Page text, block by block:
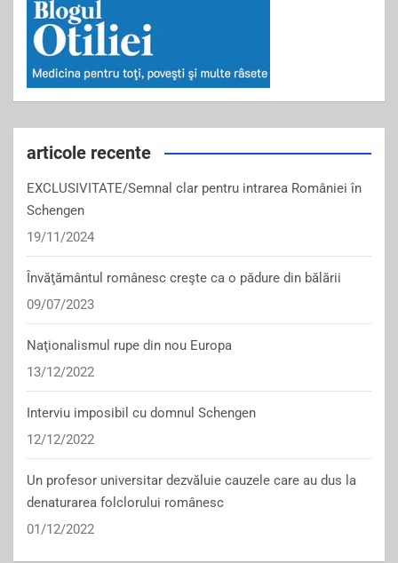
articole recente
EXCLUSIVITATE/Semnal clar pentru intrarea României în
Schengen
19/11/2024
Învăţământul românesc creşte ca o pădure din bălării
09/07/2023
Naţionalismul rupe din nou Europa
13/12/2022
Interviu imposibil cu domnul Schengen
12/12/2022
Un profesor universitar dezvăluie cauzele care au dus la
denaturarea folclorului românesc
01/12/2022